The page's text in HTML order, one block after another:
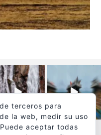
terceros para
la web, medir su uso
aceptar todas